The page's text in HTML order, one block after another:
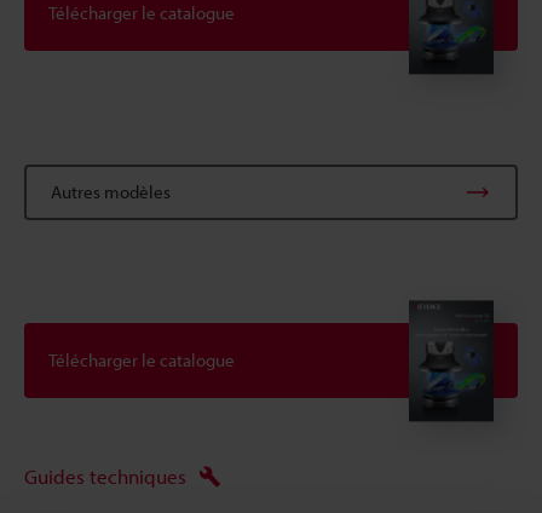
Télécharger le catalogue
Autres modèles
Télécharger le catalogue
Guides techniques